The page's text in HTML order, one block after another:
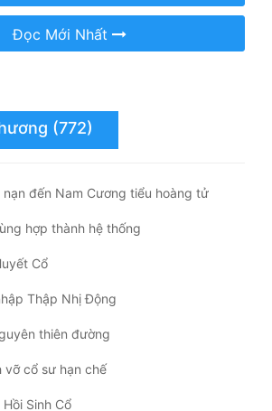
Đọc Mới Nhất
(772)
nạn đến Nam Cương tiểu hoàng tử
hợp thành hệ thống
Cổ
Thập Nhị Động
thiên đường
vỡ cổ sư hạn chế
Sinh Cổ